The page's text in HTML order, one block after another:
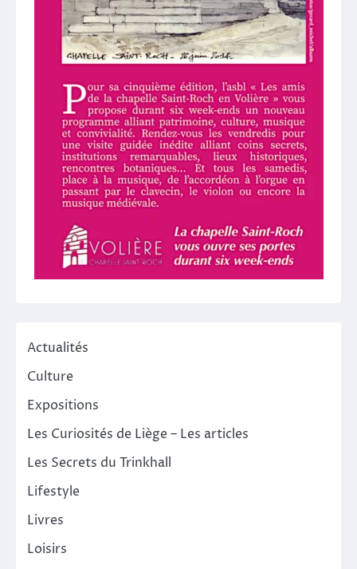
Actualités
Culture
Expositions
Les Curiosités de Liège – Les articles
Les Secrets du Trinkhall
Lifestyle
Livres
Loisirs